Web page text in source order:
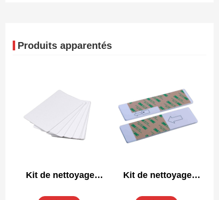
Produits apparentés
Kit de nettoyage
Kit de nettoyage